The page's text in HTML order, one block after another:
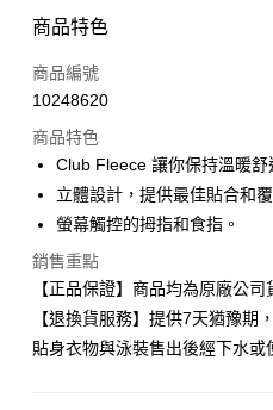
付款方式
信用卡一次付款
Apple Pay
運送方式
全家取貨付款
每筆NT$80，滿NT$599(含以
付款後全家取貨
商品特色
商品編號
10248620
商品特色
Club Fleece 讓你保持溫暖舒
立體設計，提供最佳貼合和覆
螢幕觸控的拇指和食指。
銷售重點
【正品保證】商品均為原廠公司
【退換貨服務】提供7天猶豫期
貼身衣物與泳裝售出後經下水或